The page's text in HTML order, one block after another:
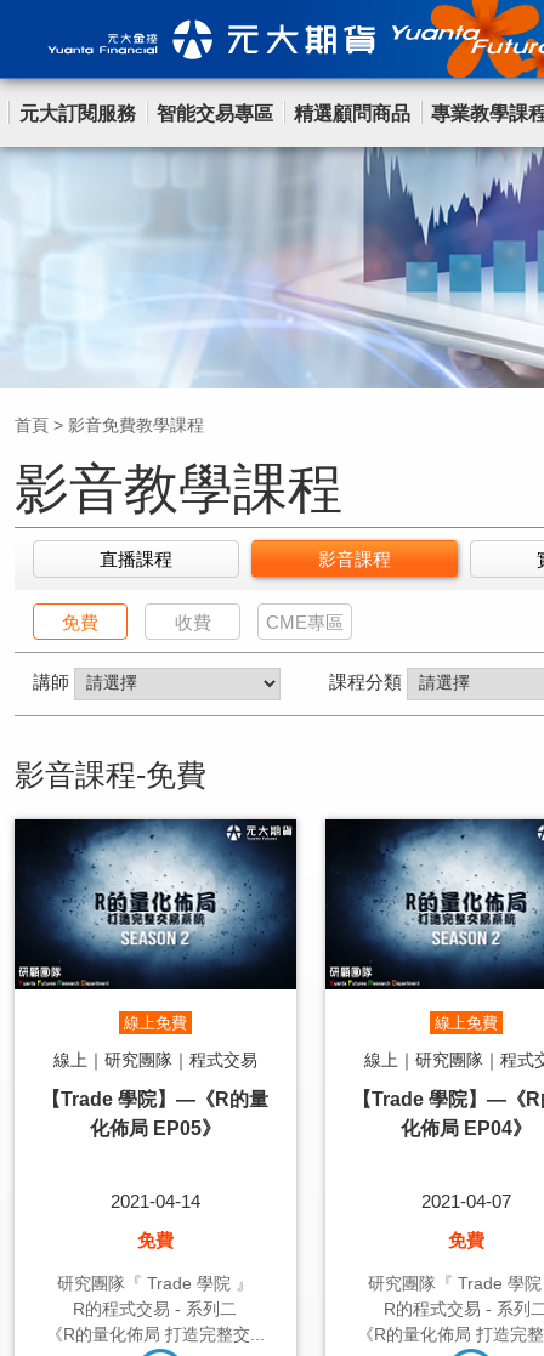
元大訂閱服務 智能交易專區 精選顧問商品 專業教學課
首頁 > 影音免費教學課程
影音教學課程
直播課程 影音課程
免費 收費 CME專區
講師 課程分類
影音課程-免費
線上免費
線上｜研究團隊｜程式交易
【Trade 學院】—《R的量
化佈局 EP05》
2021-04-14
免費
研究團隊『 Trade 學院 』
R的程式交易 - 系列二
《R的量化佈局 打造完整交...
線上免費
線上｜研究團隊｜程式
【Trade 學院】—《
化佈局 EP04》
2021-04-07
免費
研究團隊『 Trade 學
R的程式交易 - 系列
《R的量化佈局 打造完